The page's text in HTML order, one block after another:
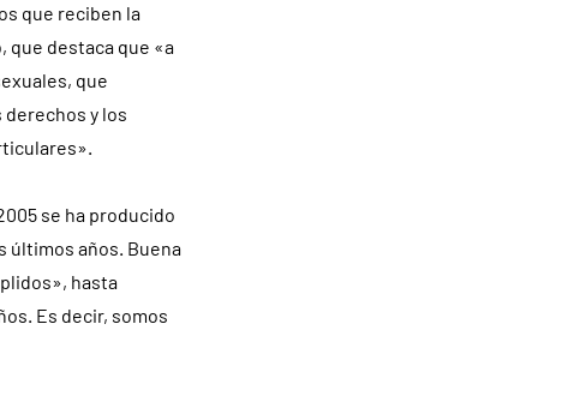
que reciben la
que destaca que «a
que
y los
se ha producido
últimos años. Buena
hasta
Es decir, somos